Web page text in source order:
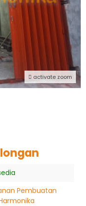
activate zoom
Pembuatan